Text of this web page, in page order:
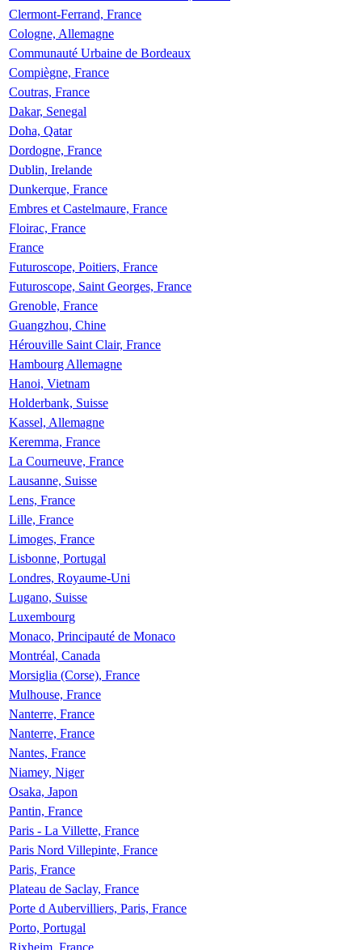
Clermont-Ferrand, France
Cologne, Allemagne
Communauté Urbaine de Bordeaux
Compiègne, France
Coutras, France
Dakar, Senegal
Doha, Qatar
Dordogne, France
Dublin, Irelande
Dunkerque, France
Embres et Castelmaure, France
Floirac, France
France
Futuroscope, Poitiers, France
Futuroscope, Saint Georges, France
Grenoble, France
Guangzhou, Chine
Hérouville Saint Clair, France
Hambourg Allemagne
Hanoi, Vietnam
Holderbank, Suisse
Kassel, Allemagne
Keremma, France
La Courneuve, France
Lausanne, Suisse
Lens, France
Lille, France
Limoges, France
Lisbonne, Portugal
Londres, Royaume-Uni
Lugano, Suisse
Luxembourg
Monaco, Principauté de Monaco
Montréal, Canada
Morsiglia (Corse), France
Mulhouse, France
Nanterre, France
Nanterre, France
Nantes, France
Niamey, Niger
Osaka, Japon
Pantin, France
Paris - La Villette, France
Paris Nord Villepinte, France
Paris, France
Plateau de Saclay, France
Porte d Aubervilliers, Paris, France
Porto, Portugal
Rixheim, France